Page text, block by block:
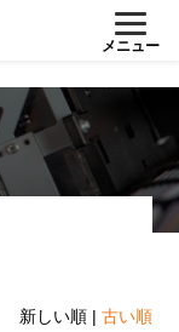
メニュー
新しい順 | 古い順